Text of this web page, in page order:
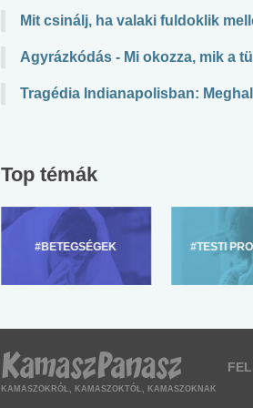
Mit csinálj, ha valaki fuldoklik
Agyrázkódás - Mi okozza, mik a
Tragédia Indianapolisban:
Top témák
#BETEGSÉGEK #TESTI
KAMASZOKRÓL, KAMASZOKTÓL, KAMASZOKNAK